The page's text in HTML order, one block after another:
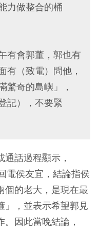
力做整合的桶
有會郭董，郭也有
有（致電）問他，
驚奇的島嶼」，
記），不要緊
話過程顯示，
電侯友宜，結論指侯
個的老大，是現在最
」，並表示希望郭見
因此當晚結論，